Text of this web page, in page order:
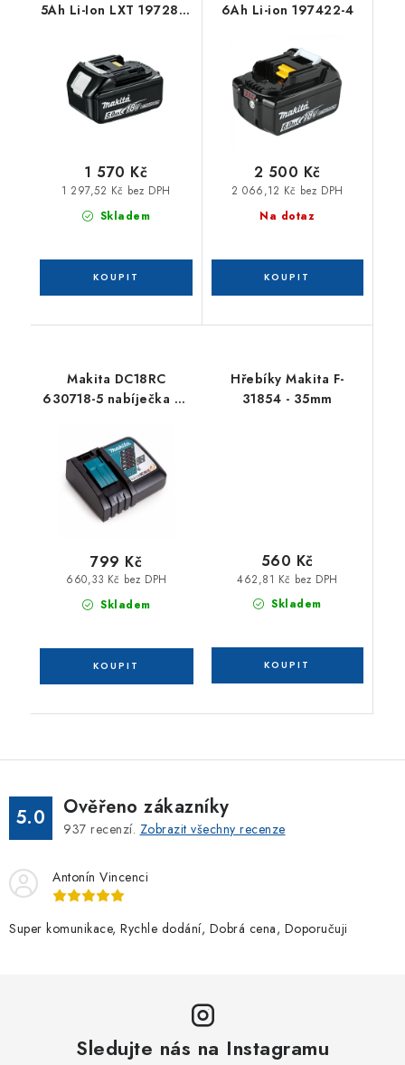
5Ah Li-Ion LXT 197280-
Skladem
1 297,52 Kč bez DPH
1 570 Kč
6Ah Li-ion 197422-4
Na dotaz
2 066,12 Kč bez DPH
2 500 Kč
Makita DC18RC
630718-5 nabíječka Li-
Skladem
660,33 Kč bez DPH
799 Kč
Hřebíky Makita F-
31854 - 35mm
Skladem
462,81 Kč bez DPH
560 Kč
5.0 Ověřeno zákazníky
937 recenzí. Zobrazit všechny recenze
Antonín Vincenci
Super komunikace, Rychle dodání, Dobrá cena, Doporučuji
Sledujte nás na Instagramu